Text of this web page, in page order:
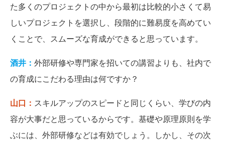
た多くのプロジェクトの中から最初は比較的小さくて易
しいプロジェクトを選択し、段階的に難易度を高めてい
くことで、スムーズな育成ができると思っています。
酒井： 外部研修や専門家を招いての講習よりも、社内で
の育成にこだわる理由は何ですか？
山口： スキルアップのスピードと同じくらい、学びの内
容が大事だと思っているからです。基礎や原理原則を学
ぶには、外部研修などは有効でしょう。しかし、その次